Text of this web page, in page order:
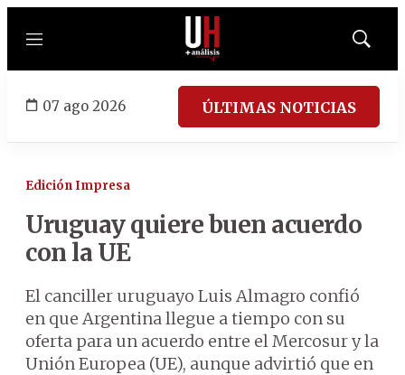
Menú
Mostrar
07 ago 2026 ÚLTIMAS NOTICIAS
Edición Impresa
Uruguay quiere buen acuerdo
con la UE
El canciller uruguayo Luis Almagro confió
en que Argentina llegue a tiempo con su
oferta para un acuerdo entre el Mercosur y la
Unión Europea (UE), aunque advirtió que en